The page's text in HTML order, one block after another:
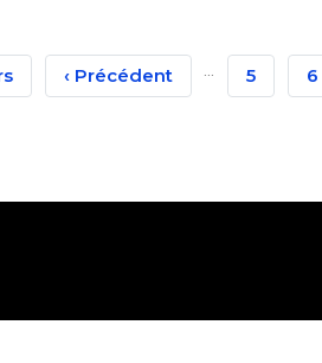
Page
‹ Précédent … Page
5 6